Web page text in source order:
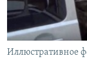
СОЦИАЛЬНЫЕ СЕТИ
Иллюстративное